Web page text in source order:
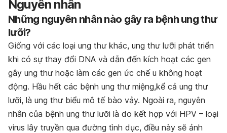
Nguyên nhân
Những nguyên nhân nào gây ra bệnh ung thư
lưỡi?
Giống với các loại ung thư khác, ung thư lưỡi phát triển
khi có sự thay đổi DNA và dẫn đến kích hoạt các gen
gây ung thư hoặc làm các gen ức chế u không hoạt
động. Hầu hết các bệnh ung thư miệng,kể cả ung thư
lưỡi, là ung thư biểu mô tế bào vảy. Ngoài ra, nguyên
nhân của bệnh ung thư lưỡi là do kết hợp với HPV – loại
virus lây truyền qua đường tình dục, điều này sẽ ảnh